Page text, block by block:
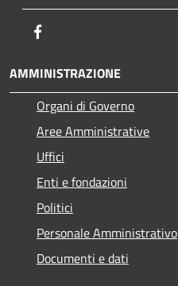
AMMINISTRAZIONE
Organi di Governo
Aree Amministrative
Uffici
Enti e fondazioni
Politici
Personale Amministrativo
Documenti e dati